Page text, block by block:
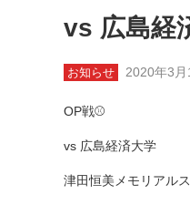
vs 広島経
お知らせ 2020年3月
OP戦⚾️
vs 広島経済大学
津田恒美メモリアル